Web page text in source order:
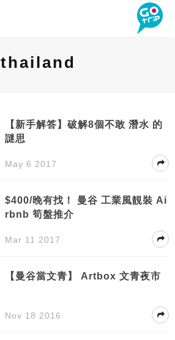
thailand
【新手解答】破解8個不敢 潛水 的
謎思
May 6 2017
$400/晚有找！ 曼谷 工業風靚裝 Ai
rbnb 筍盤推介
Mar 11 2017
【曼谷當文青】 Artbox 文青夜市
Nov 18 2016